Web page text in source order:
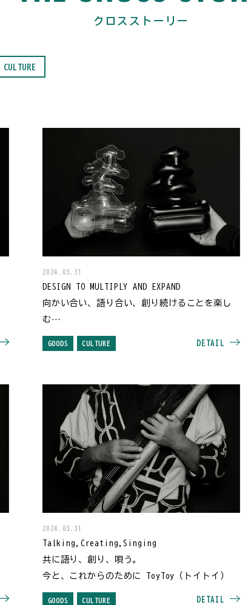
クロスストーリー
CULTURE
2024.03.31
DESIGN TO MULTIPLY AND EXPAND
向かい合い、語り合い、創り続けることを楽し
む
～ワビサビ～
GOODS CULTURE DETAIL
2024.03.31
Talking,Creating,Singing
共に語り、創り、唄う。
今と、これからのために ToyToy（トイトイ）
GOODS CULTURE DETAIL